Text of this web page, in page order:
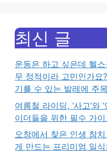
최신 글
운동은 하고 싶은데 헬
무 정적이라 고민인가요
기를 수 있는 발레에 주
여름철 라이딩, ‘사고’와
이더들을 위한 필수 가이
오창에서 찾은 인생 참
게 만드는 프리미엄 일